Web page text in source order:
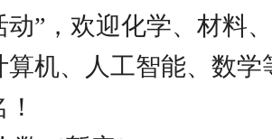
”，欢迎化学、材料、
机、人工智能、数学